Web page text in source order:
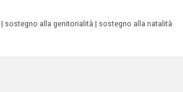
sostegno alla genitorialità sostegno alla natalità